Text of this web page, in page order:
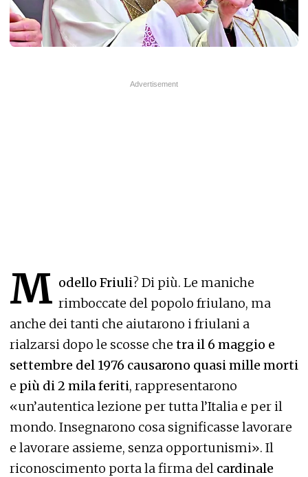
M odello Friuli? Di più. Le maniche
rimboccate del popolo friulano, ma
anche dei tanti che aiutarono i friulani a
rialzarsi dopo le scosse che tra il 6 maggio e
settembre del 1976 causarono quasi mille morti
e più di 2 mila feriti, rappresentarono
«un’autentica lezione per tutta l’Italia e per il
mondo. Insegnarono cosa significasse lavorare
e lavorare assieme, senza opportunismi». Il
riconoscimento porta la firma del cardinale